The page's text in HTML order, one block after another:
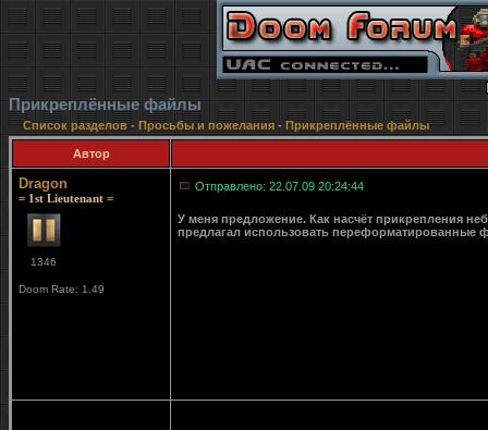
Прикреплённые файлы
Список разделов- Просьбы и пожелания - Прикреплённые файлы
Автор
Dragon
= 1st Lieutenant =
1346
Doom Rate: 1.49
Отправлено: 22.07.09 20:24:44
У меня предложение. Как насчёт прикрепления
предлагал использовать переформатированные